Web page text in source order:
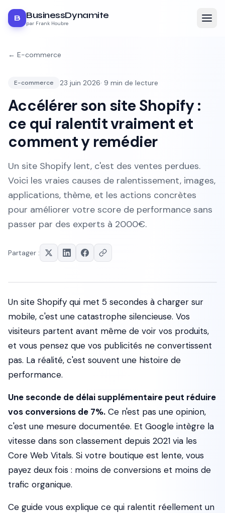
B BusinessDynamite
par Frank Houbre
← E-commerce
E-commerce 23 juin 2026· 9 min de lecture
Accélérer son site Shopify :
ce qui ralentit vraiment et
comment y remédier
Un site Shopify lent, c'est des ventes perdues.
Voici les vraies causes de ralentissement, images,
applications, thème, et les actions concrètes
pour améliorer votre score de performance sans
passer par des experts à 2000€.
Partager :
Un site Shopify qui met 5 secondes à charger sur
mobile, c'est une catastrophe silencieuse. Vos
visiteurs partent avant même de voir vos produits,
et vous pensez que vos publicités ne convertissent
pas. La réalité, c'est souvent une histoire de
performance.
Une seconde de délai supplémentaire peut réduire
vos conversions de 7%. Ce n'est pas une opinion,
c'est une mesure documentée. Et Google intègre la
vitesse dans son classement depuis 2021 via les
Core Web Vitals. Si votre boutique est lente, vous
payez deux fois : moins de conversions et moins de
trafic organique.
Ce guide vous explique ce qui ralentit réellement un